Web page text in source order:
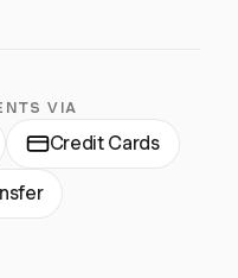
VIA
Credit Cards